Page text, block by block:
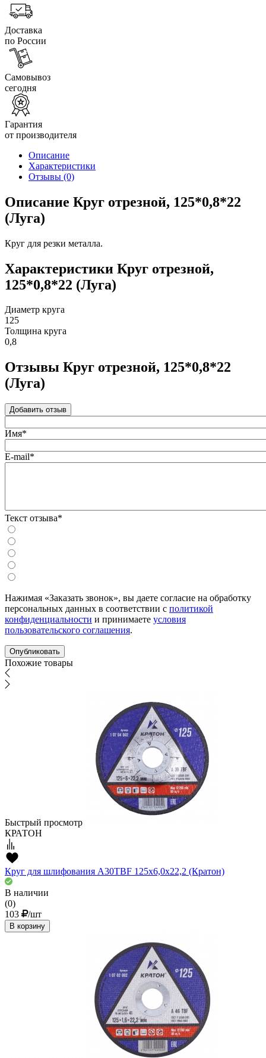
Доставка
по России
Самовывоз
сегодня
Гарантия
от производителя
Описание
Характеристики
Отзывы (0)
Описание Круг отрезной, 125*0,8*22
(Луга)
Круг для резки металла.
Характеристики Круг отрезной,
125*0,8*22 (Луга)
Диаметр круга
125
Толщина круга
0,8
Отзывы Круг отрезной, 125*0,8*22
(Луга)
Добавить отзыв
Имя*
E-mail*
Текст отзыва*
Нажимая «Заказать звонок», вы даете согласие на обработку
персональных данных в соответствии с политикой
конфиденциальности и принимаете условия
пользовательского соглашения.
Похожие товары
Быстрый просмотр
КРАТОН
Круг для шлифования A30TBF 125х6,0х22,2 (Кратон)
В наличии
(0)
103
/шт
В корзину